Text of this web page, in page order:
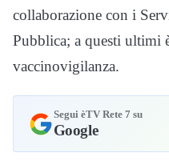
collaborazione con i
Pubblica; a questi ultimi
vaccinovigilanza.
Segui èTV Rete 7 su
Google